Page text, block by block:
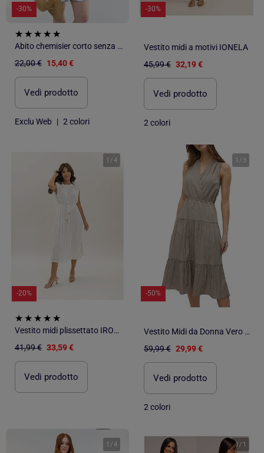
-30%
Abito chemisier corto senza maniche in misto lino
22,00 € 15,40 €
Vedi prodotto
Exclu Web | 2 colori
-30%
Vestito midi a motivi IONELA
45,99 € 32,19 €
Vedi prodotto
2 colori
1 /4
-20%
Vestito midi plissettato IROVE
41,99 € 33,59 €
Vedi prodotto
1 / 3
-50%
Vestito Midi da Donna Vero Moda
59,99 € 29,99 €
Vedi prodotto
2 colori
1 /4 1 / 1